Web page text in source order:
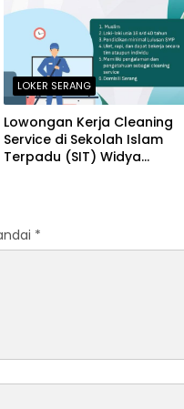
LOKER SERANG
Lowongan Kerja Cleaning
Service di Sekolah Islam
Terpadu (SIT) Widya
*